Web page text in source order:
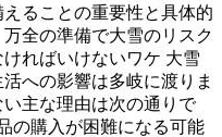
ることの重要性と具体的
全の準備で大雪のリスク
ればいけないワケ 大雪
への影響は多岐に渡りま
主な理由は次の通りで
の購入が困難になる可能